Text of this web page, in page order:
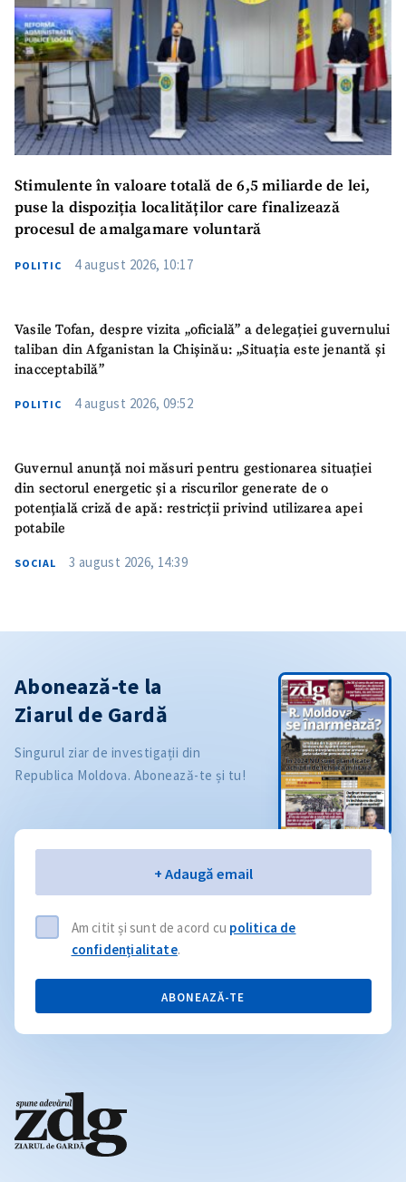
Stimulente în valoare totală de 6,5 miliarde de lei,
puse la dispoziția localităților care finalizează
procesul de amalgamare voluntară
POLITIC 4 august 2026, 10:17
Vasile Tofan, despre vizita „oficială” a delegației guvernului
taliban din Afganistan la Chișinău: „Situația este jenantă și
inacceptabilă”
POLITIC 4 august 2026, 09:52
Guvernul anunță noi măsuri pentru gestionarea situației
din sectorul energetic și a riscurilor generate de o
potențială criză de apă: restricții privind utilizarea apei
potabile
SOCIAL 3 august 2026, 14:39
Abonează-te la
Ziarul de Gardă
Singurul ziar de investigații din
Republica Moldova. Abonează-te și tu!
+ Adaugă email
Am citit și sunt de acord cu politica de
confidențialitate.
ABONEAZĂ-TE